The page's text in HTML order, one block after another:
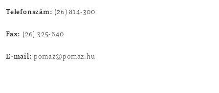
Telefonszám: (26) 814-300
Fax: (26) 325-640
E-mail: pomaz@pomaz.hu